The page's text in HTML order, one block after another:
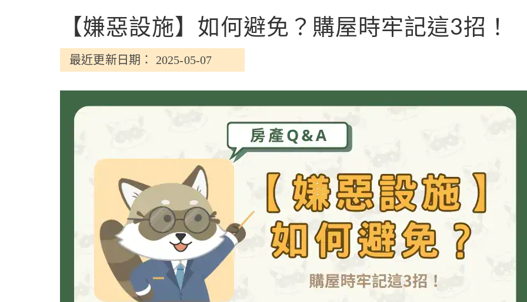
【嫌惡設施】如何避免？購屋時牢記這3招！
最近更新日期： 2025-05-07